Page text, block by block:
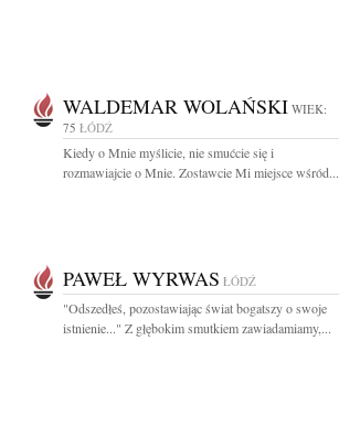
WALDEMAR WOLAŃSKI WIEK:
75 ŁÓDŹ
Kiedy o Mnie myślicie, nie smućcie się i
rozmawiajcie o Mnie. Zostawcie Mi miejsce wśród...
PAWEŁ WYRWAS ŁÓDŹ
"Odszedłeś, pozostawiając świat bogatszy o swoje
istnienie..." Z głębokim smutkiem zawiadamiamy,...